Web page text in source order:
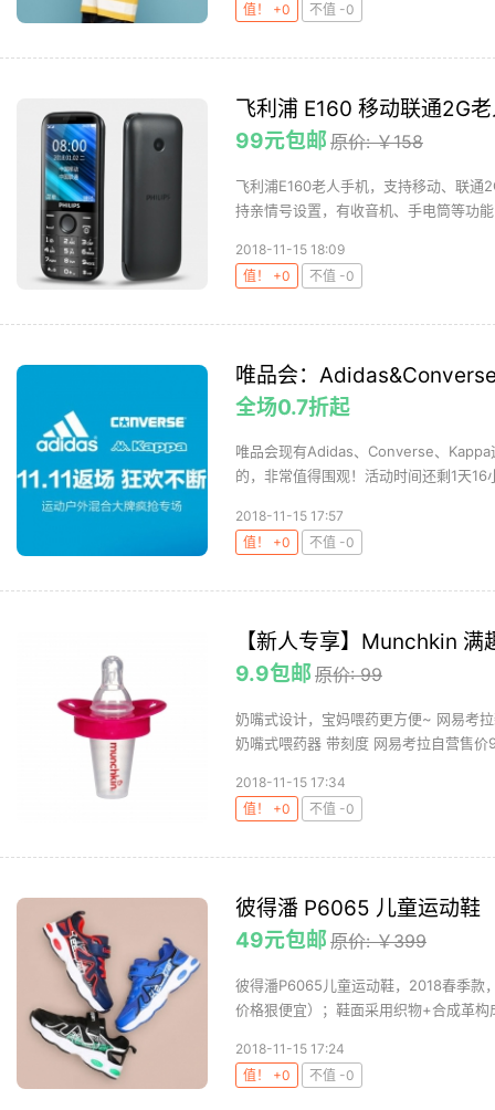
值！ +0
不值 -0
飞利浦 E160 移动联通2G
99元包邮原价: ￥158
飞利浦E160老人手机，支持移动、联通
持亲情号设置，有收音机、手电筒等功
2018-11-15 18:09
值！ +0
不值 -0
唯品会：
全场0.7折起
唯品会现有Adidas、Converse、
的，非常值得围观！活动时间还剩1天16
2018-11-15 17:57
值！ +0
不值 -0
【新人专享】Munchkin
9.9包邮原价: 99
奶嘴式设计，宝妈喂药更方便~ 网易考
奶嘴式喂药器 带刻度 网易考拉自营售
2018-11-15 17:34
值！ +0
不值 -0
彼得潘 P6065 儿童运动鞋
49元包邮原价: ￥399
彼得潘P6065儿童运动鞋，2018春季款
价格狠便宜）；鞋面采用织物+合成革
2018-11-15 17:24
值！ +0
不值 -0